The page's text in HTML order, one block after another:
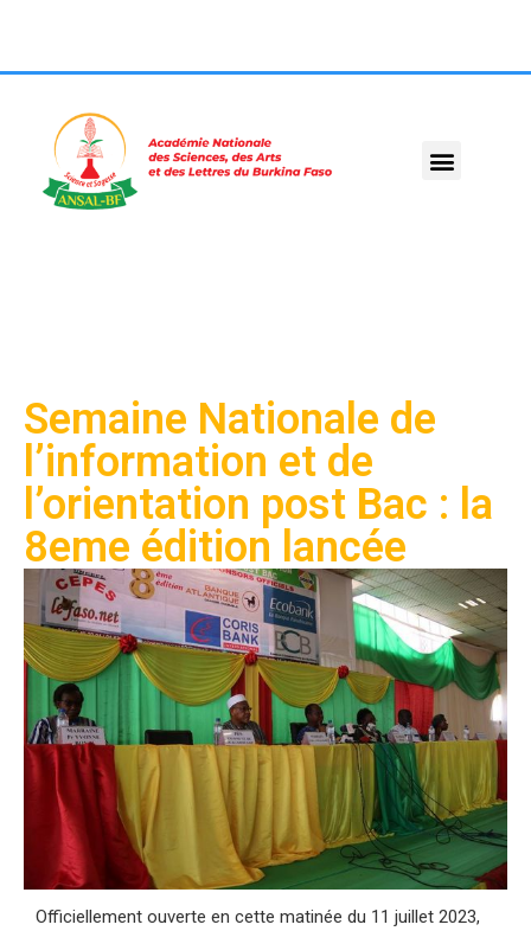
Semaine Nationale de
l’information et de
l’orientation post Bac : la
8eme édition lancée
Officiellement ouverte en cette matinée du 11 juillet 2023,